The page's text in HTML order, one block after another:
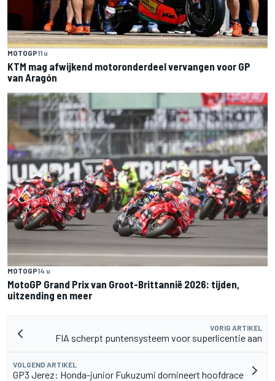
MOTOGP11 u
KTM mag afwijkend motoronderdeel vervangen voor GP
van Aragón
MOTOGP14 u
MotoGP Grand Prix van Groot-Brittannië 2026: tijden,
uitzending en meer
VORIG ARTIKEL
FIA scherpt puntensysteem voor superlicentie aan
VOLGEND ARTIKEL
GP3 Jerez: Honda-junior Fukuzumi domineert hoofdrace